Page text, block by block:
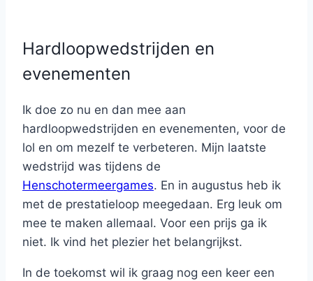
Hardloopwedstrijden en
evenementen
Ik doe zo nu en dan mee aan
hardloopwedstrijden en evenementen, voor de
lol en om mezelf te verbeteren. Mijn laatste
wedstrijd was tijdens de
Henschotermeergames. En in augustus heb ik
met de prestatieloop meegedaan. Erg leuk om
mee te maken allemaal. Voor een prijs ga ik
niet. Ik vind het plezier het belangrijkst.
In de toekomst wil ik graag nog een keer een